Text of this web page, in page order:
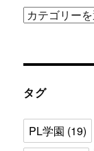
カ
ー
タグ
PL学園 (19)